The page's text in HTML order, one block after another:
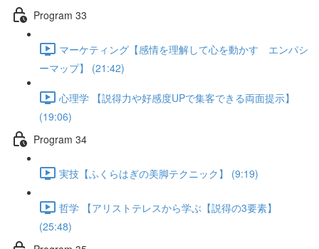
Program 33
マーケティング【感情を理解して心を動かす エンパシ
ーマップ】 (21:42)
心理学 【説得力や好感度UPで集客できる両面提示】
(19:06)
Program 34
実技【ふくらはぎの美脚テクニック】 (9:19)
哲学 【アリストテレスから学ぶ【説得の3要素】
(25:48)